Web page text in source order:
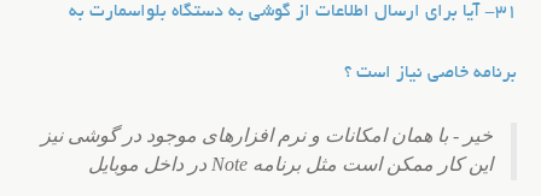
31- آیا برای ارسال اطلاعات از گوشی به دستگاه بلواسمارت به
برنامه خاصی نیاز است ؟
خیر - با همان امکانات و نرم افزارهای موجود در گوشی نیز
این کار ممکن است مثل برنامه Note در داخل موبایل